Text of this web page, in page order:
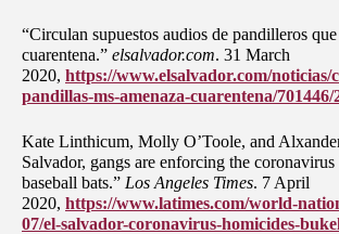
“Circulan supuestos audios de pandilleros
cuarentena.” elsalvador.com. 31 March
2020, https://www.elsalvador.com/noticias/
pandillas-ms-amenaza-cuarentena/701446/
Kate Linthicum, Molly O’Toole, and
Salvador, gangs are enforcing the
baseball bats.” Los Angeles Times. 7 April
2020, https://www.latimes.com/world-
07/el-salvador-coronavirus-homicides-